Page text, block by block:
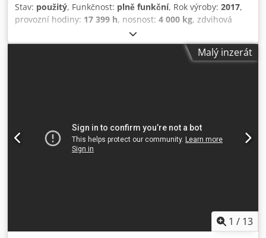
Stav: použitý, Funkčnost: plně funkční, Rok výroby: 2017,
provozní hodiny: 17 399 h, nosnost: 4 000 kg, zdvihová
plyn
stavební výška:3 370 mm, typ pohonu:Treibgas, LPG
vysokozdvižné vozíky Třída ISO: Třída ISO 3 = 2 500 - 4 999
Malý inzerát
1 / 13